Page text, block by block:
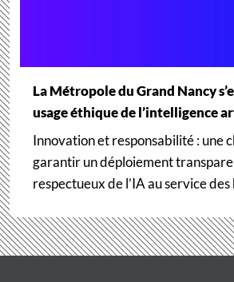
La Métropole du Grand Nancy
usage éthique de l’intelligence
Innovation et responsabilité : une
garantir un déploiement
respectueux de l’IA au service